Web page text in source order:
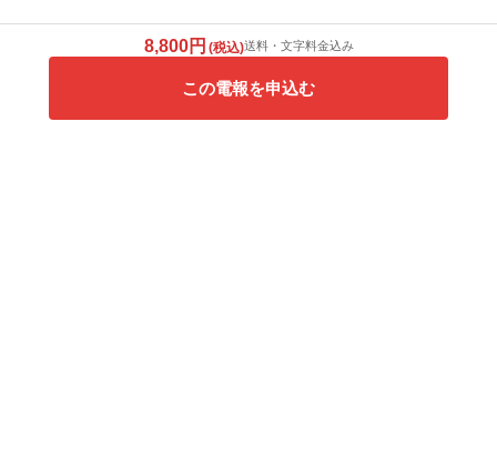
8,800円 (税込)送料・文字料金込み
この電報を申込む